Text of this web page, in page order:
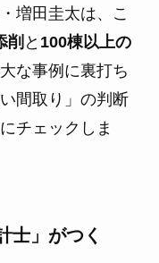
増田圭太は、こ
削 と 100棟以上の
な事例に裏打ち
間取り」の判断
チェックしま
士」がつく